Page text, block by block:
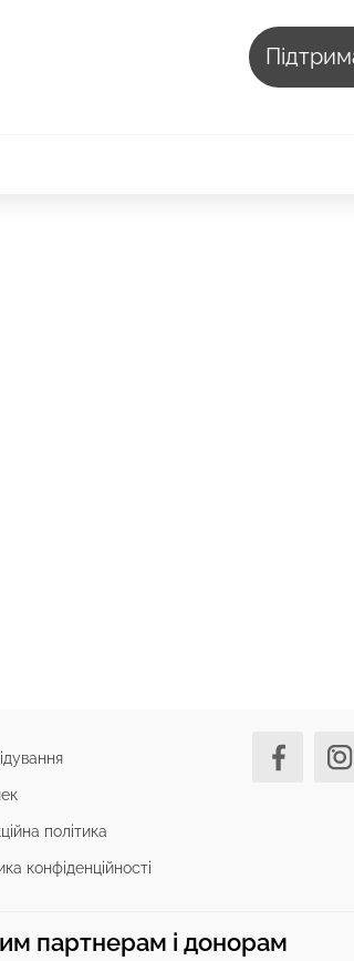
політика
конфіденційності
партнерам і донорам